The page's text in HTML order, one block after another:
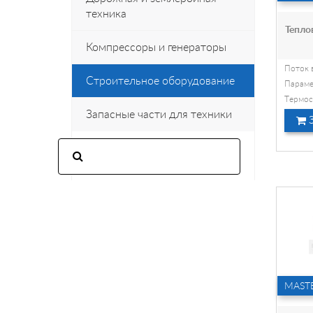
техника
Компрессоры и генераторы
Строительное оборудование
Запасные части для техники
Поток